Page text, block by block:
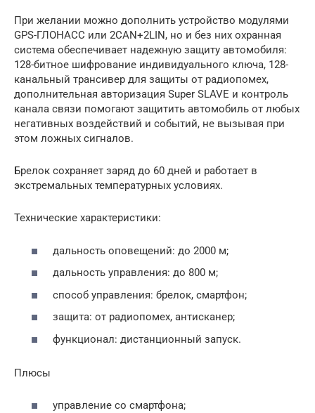
При желании можно дополнить устройство модулями
GPS-ГЛОНАСС или 2CAN+2LIN, но и без них охранная
система обеспечивает надежную защиту автомобиля:
128-битное шифрование индивидуального ключа, 128-
канальный трансивер для защиты от радиопомех,
дополнительная авторизация Super SLAVE и контроль
канала связи помогают защитить автомобиль от любых
негативных воздействий и событий, не вызывая при
этом ложных сигналов.
Брелок сохраняет заряд до 60 дней и работает в
экстремальных температурных условиях.
Технические характеристики:
дальность оповещений: до 2000 м;
дальность управления: до 800 м;
способ управления: брелок, смартфон;
защита: от радиопомех, антисканер;
функционал: дистанционный запуск.
Плюсы
управление со смартфона;